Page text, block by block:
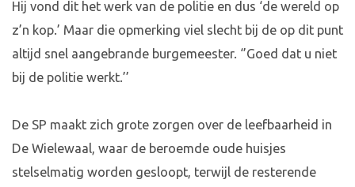
Hij vond dit het werk van de politie en dus ‘de wereld op
z’n kop.’ Maar die opmerking viel slecht bij de op dit punt
altijd snel aangebrande burgemeester. ‘’Goed dat u niet
bij de politie werkt.’’
De SP maakt zich grote zorgen over de leefbaarheid in
De Wielewaal, waar de beroemde oude huisjes
stelselmatig worden gesloopt, terwijl de resterende